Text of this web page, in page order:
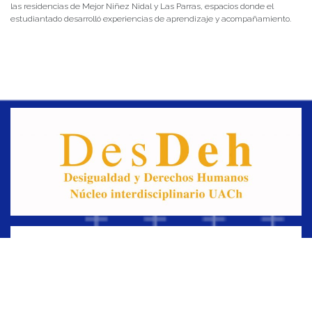
las residencias de Mejor Niñez Nidal y Las Parras, espacios donde el
estudiantado desarrolló experiencias de aprendizaje y acompañamiento.